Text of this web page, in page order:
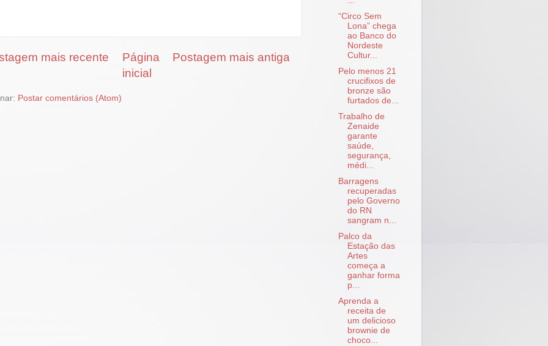
mais recente Postagem mais antiga
Página
inicial
Postar comentários (Atom)
“Circo Sem
Lona” chega
ao Banco do
Nordeste
Cultur...
Pelo menos 21
crucifixos de
bronze são
furtados de...
Trabalho de
Zenaide
garante
saúde,
segurança,
médi...
Barragens
recuperadas
pelo Governo
do RN
sangram n...
Palco da
Estação das
Artes
começa a
ganhar forma
p...
Aprenda a
receita de
um delicioso
brownie de
choco...